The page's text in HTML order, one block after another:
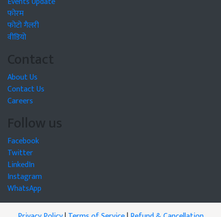
फोरम
फोटो गैलरी
वीडियो
Contact
About Us
Contact Us
Careers
Follow us
Facebook
Twitter
LinkedIn
Instagram
WhatsApp